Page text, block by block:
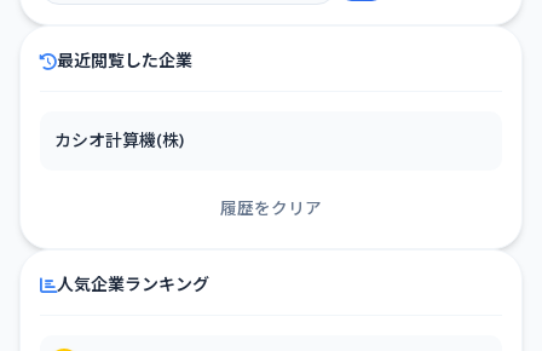
最近閲覧した企業
カシオ計算機(株)
履歴をクリア
人気企業ランキング